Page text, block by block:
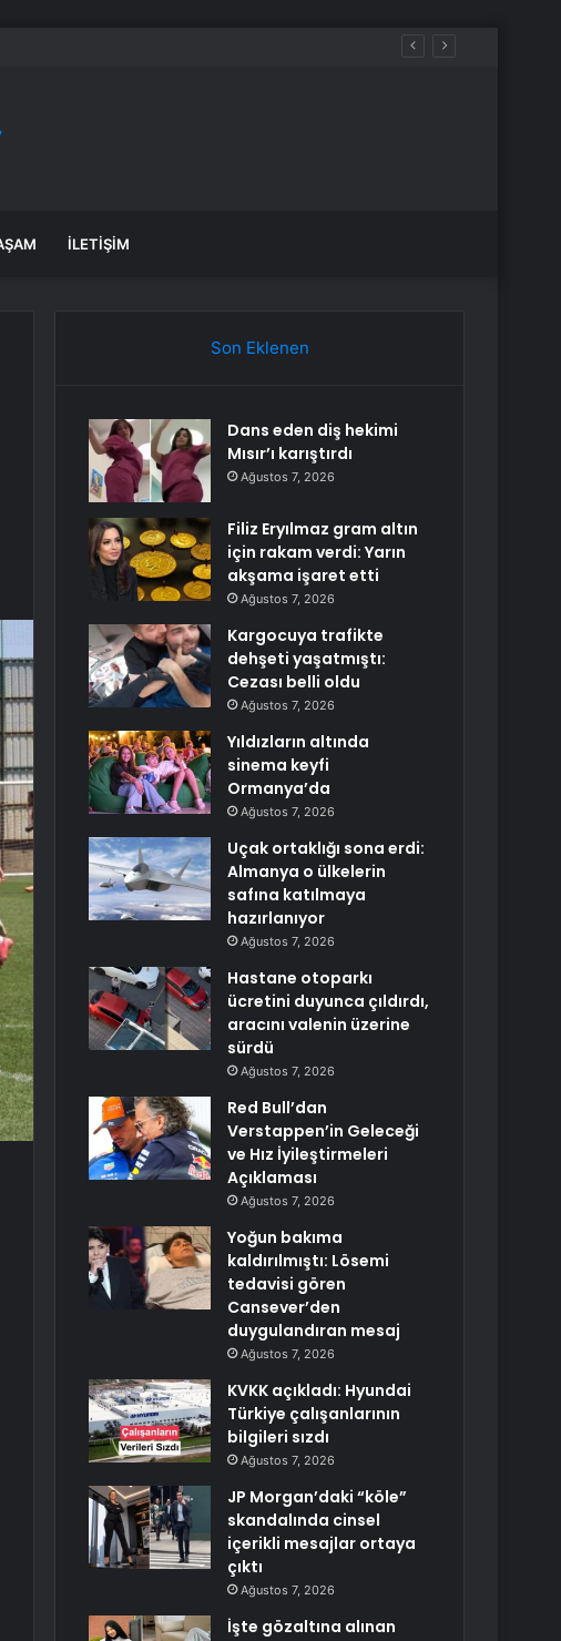
İLETIŞIM
Son Eklenen
Dans eden diş hekimi
Mısır’ı karıştırdı
Ağustos 7, 2026
Filiz Eryılmaz gram altın
için rakam verdi: Yarın
akşama işaret etti
Ağustos 7, 2026
Kargocuya trafikte
dehşeti yaşatmıştı:
Cezası belli oldu
Ağustos 7, 2026
Yıldızların altında
sinema keyfi
Ormanya’da
Ağustos 7, 2026
Uçak ortaklığı sona erdi:
Almanya o ülkelerin
safına katılmaya
hazırlanıyor
Ağustos 7, 2026
Hastane otoparkı
ücretini duyunca çıldırdı,
aracını valenin üzerine
sürdü
Ağustos 7, 2026
Red Bull’dan
Verstappen’in Geleceği
ve Hız İyileştirmeleri
Açıklaması
Ağustos 7, 2026
Yoğun bakıma
kaldırılmıştı: Lösemi
tedavisi gören
Cansever’den
duygulandıran mesaj
Ağustos 7, 2026
KVKK açıkladı: Hyundai
Türkiye çalışanlarının
bilgileri sızdı
Ağustos 7, 2026
JP Morgan’daki “köle”
skandalında cinsel
içerikli mesajlar ortaya
çıktı
Ağustos 7, 2026
İşte gözaltına alınan